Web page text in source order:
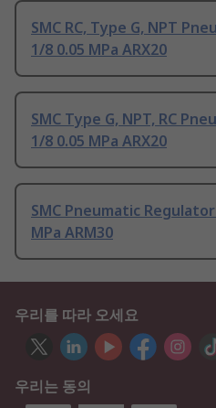
SMC RC, Type G, NPT
1/8 0.05 MPa ARX20
SMC Type G, NPT, RC
1/8 0.05 MPa ARX20
SMC Pneumatic
MPa ARM30
우리를 따라 오세요
우리는 동의